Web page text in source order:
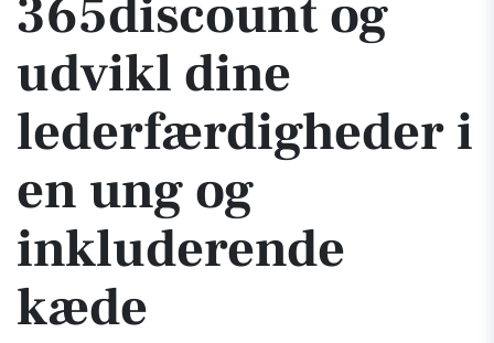
365discount og
udvikl dine
lederfærdigheder i
en ung og
inkluderende
kæde